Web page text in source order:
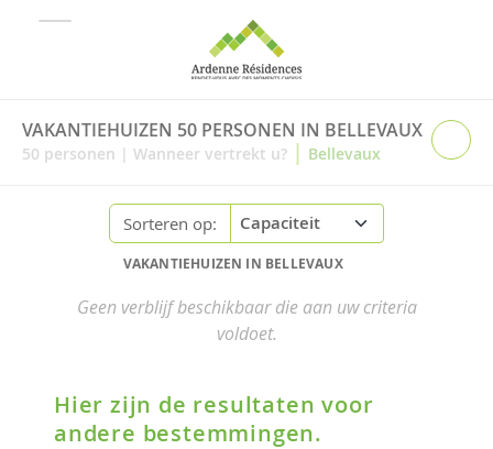
VAKANTIEHUIZEN 50 PERSONEN IN BELLEVAUX
50 personen | Wanneer vertrekt u? | Bellevaux
Sorteren op:
VAKANTIEHUIZEN IN BELLEVAUX
Geen verblijf beschikbaar die aan uw criteria
voldoet.
Hier zijn de resultaten voor
andere bestemmingen.